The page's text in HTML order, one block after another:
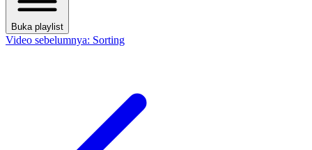
Buka playlist
Video sebelumnya: Sorting